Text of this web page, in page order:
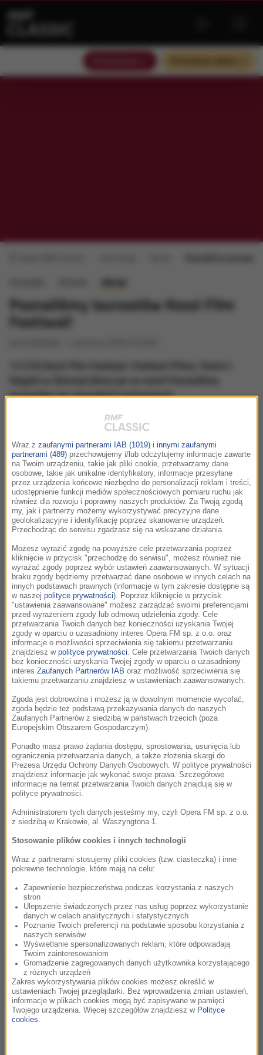
obraz
Poznaliśmy laureatów Kozzi Film
Festiwal!
laureatów we wszystkich kategoriach.
NAGRODA MŁODZIEŻOWEGO JURY
MŁODZIEŻOWE JURY W SKŁADZIE: Zuzanna Kaniecka,
Victoria Lukashuk, Wojciech Czarny, Olaf Borek, Liwia Galek,
Wiktor Ćwikliński, Ameli Zalewska, przyznali nagrodę Klaps
2026 filmowi:
"Triumf serca", reż Anthony D'Ambrosio
RADA ARTYSTYCZNA W SKŁADZIE: ks. dr hab. Andrzej
Draguła (prof. US), Iwona Kusiak, Łukasz Maciejewski, dr
Andrzej Buck, Bernd Buder, Iwona Katarzyna Pawlak,
następujących kategoriach:
Klaps 2026 za film kryminalny, gangsterski, sensacyjny.
Kino Akcji
„Zamach na papieża”, reż. Władysław Pasikowski
Klaps 2026 za najlepszą kreację aktorską w polskim filmie
fabularnym
Wiktor Zborowski, za rolę Antoniego w filmie "Dalej Jazda
2", reż. Mariusz Kuczewski
Klaps 2026 za wybitne osiągnięcia artystyczne w dziedzinie
filmu przyznany reżyserowi lub aktorowi
Jerzy Radziwiłowicz
Wraz z zaufanymi partnerami IAB (1019) i innymi zaufanymi
partnerami (489) przechowujemy i/lub odczytujemy informacje zawarte
na Twoim urządzeniu, takie jak pliki cookie, przetwarzamy dane
osobowe, takie jak unikalne identyfikatory, informacje przesyłane
przez urządzenia końcowe niezbędne do personalizacji reklam i treści,
udostępnienie funkcji mediów społecznościowych pomiaru ruchu jak
również dla rozwoju i poprawny naszych produktów. Za Twoją zgodą
my, jak i partnerzy możemy wykorzystywać precyzyjne dane
geolokalizacyjne i identyfikację poprzez skanowanie urządzeń.
Przechodząc do serwisu zgadzasz się na wskazane działania.
Możesz wyrazić zgodę na powyższe cele przetwarzania poprzez
kliknięcie w przycisk "przechodzę do serwisu", możesz również nie
wyrażać zgody poprzez wybór ustawień zaawansowanych. W sytuacji
braku zgody będziemy przetwarzać dane osobowe w innych celach na
innych podstawach prawnych (informacje w tym zakresie dostępne są
w naszej polityce prywatności). Poprzez kliknięcie w przycisk
"ustawienia zaawansowane" możesz zarządzać swoimi preferencjami
przed wyrażeniem zgody lub odmową udzielenia zgody. Cele
przetwarzania Twoich danych bez konieczności uzyskania Twojej
zgody w oparciu o uzasadniony interes Opera FM sp. z o.o. oraz
informacje o możliwości sprzeciwienia się takiemu przetwarzaniu
znajdziesz w polityce prywatności. Cele przetwarzania Twoich danych
bez konieczności uzyskania Twojej zgody w oparciu o uzasadniony
interes Zaufanych Partnerów IAB oraz możliwość sprzeciwienia się
takiemu przetwarzaniu znajdziesz w ustawieniach zaawansowanych.
Zgoda jest dobrowolna i możesz ją w dowolnym momencie wycofać,
zgoda będzie też podstawą przekazywania danych do naszych
Zaufanych Partnerów z siedzibą w państwach trzecich (poza
Europejskim Obszarem Gospodarczym).
Ponadto masz prawo żądania dostępu, sprostowania, usunięcia lub
ograniczenia przetwarzania danych, a także złożenia skargi do
Prezesa Urzędu Ochrony Danych Osobowych. W polityce prywatności
znajdziesz informacje jak wykonać swoje prawa. Szczegółowe
informacje na temat przetwarzania Twoich danych znajdują się w
polityce prywatności.
Administratorem tych danych jesteśmy my, czyli Opera FM sp. z o.o.
z siedzibą w Krakowie, al. Waszyngtona 1.
Stosowanie plików cookies i innych technologii
Wraz z partnerami stosujemy pliki cookies (tzw. ciasteczka) i inne
pokrewne technologie, które mają na celu:
Zapewnienie bezpieczeństwa podczas korzystania z naszych
stron
Ulepszenie świadczonych przez nas usług poprzez wykorzystanie
danych w celach analitycznych i statystycznych
Poznanie Twoich preferencji na podstawie sposobu korzystania z
naszych serwisów
Wyświetlanie spersonalizowanych reklam, które odpowiadają
Twoim zainteresowaniom
Gromadzenie zagregowanych danych użytkownika korzystającego
z różnych urządzeń
Zakres wykorzystywania plików cookies możesz określić w
ustawieniach Twojej przeglądarki. Bez wprowadzenia zmian ustawień,
informacje w plikach cookies mogą być zapisywane w pamięci
Twojego urządzenia. Więcej szczegółów znajdziesz w Polityce
cookies.